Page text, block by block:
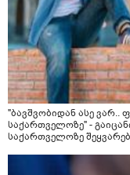
"ბავშვობიდან ასე ვარ..
საქართველოზე" -
საქართველოზე